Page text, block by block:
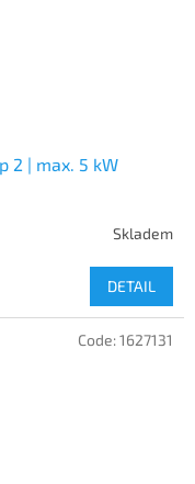
2 | max. 5 kW
Skladem
DETAIL
Code:1627131